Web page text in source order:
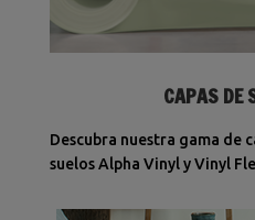
CAPAS DE
Descubra nuestra gama de
suelos Alpha Vinyl y Vinyl